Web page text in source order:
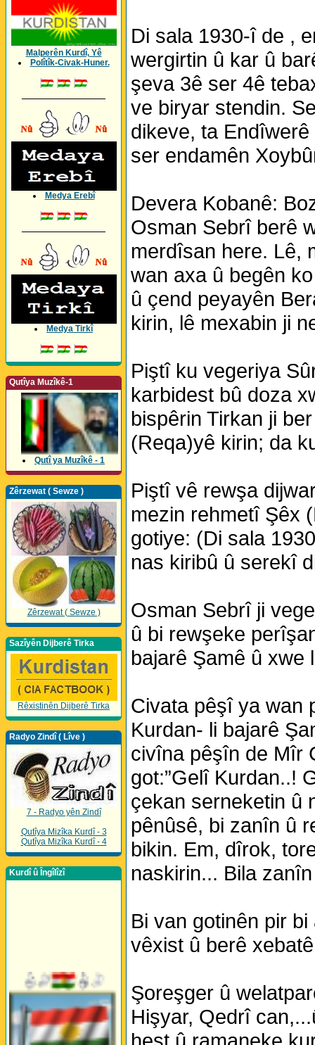
Malperên Kurdî, Yê
Polîtîk-Civak-Huner.
Medya Erebî
Medya Tirkî
Qutîya Muzîkê-1
Qutî ya Muzîkê - 1
Zêrzewat ( Sewze )
Zêrzewat ( Sewze )
Sazîyên Dijberê Tirka
Rêxistinên Dijberê Tirka
Radyo Zindî ( Lîve )
7 - Radyo yên Zindî
Qutîya Mizîka Kurdî - 3
Qutîya Mizîka Kurdî - 4
Kurdî û Îngîlîzî
Di sala 1930-î de ,
wergirtin û kar û
şeva 3ê ser 4ê
ve biryar stendin.
dikeve, ta
ser endamên
Devera Kobanê:
Osman Sebrî berê
merdîsan here. Lê,
wan axa û begên
û çend peyayên
kirin, lê mexabin ji
Piştî ku vegeriya
karbidest bû doza
bispêrin Tirkan ji
(Reqa)yê kirin; da
Piştî vê rewşa
mezin rehmetî Şêx
gotiye: (Di sala
nas kiribû û serekî
Osman Sebrî ji
û bi rewşeke
bajarê Şamê û xwe
Civata pêşî ya wan
Kurdan- li bajarê
civîna pêşîn de Mîr
got:”Gelî Kurdan..!
çekan serneketin û
pênûsê, bi zanîn û
bikin. Em, dîrok,
naskirin... Bila
Bi van gotinên pir
vêxist û berê
Şoreşger û
Hişyar, Qedrî
hest û ramaneke